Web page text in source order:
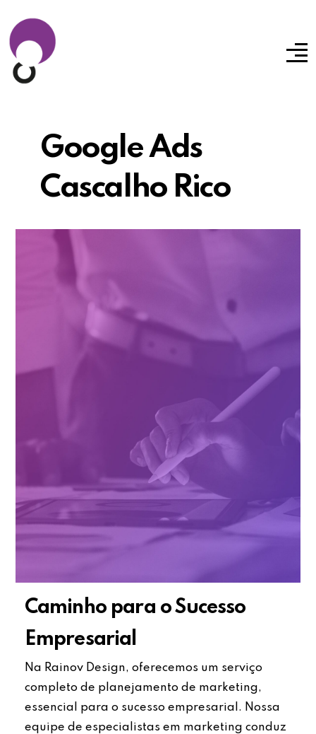
Google Ads
Cascalho Rico
Caminho para o Sucesso
Empresarial
Na Rainov Design, oferecemos um serviço
completo de planejamento de marketing,
essencial para o sucesso empresarial. Nossa
equipe de especialistas em marketing conduz